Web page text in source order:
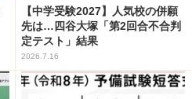
【中学受験2027】人気校の併願
先は…四谷大塚「第2回合不合判
定テスト」結果
2026.7.16